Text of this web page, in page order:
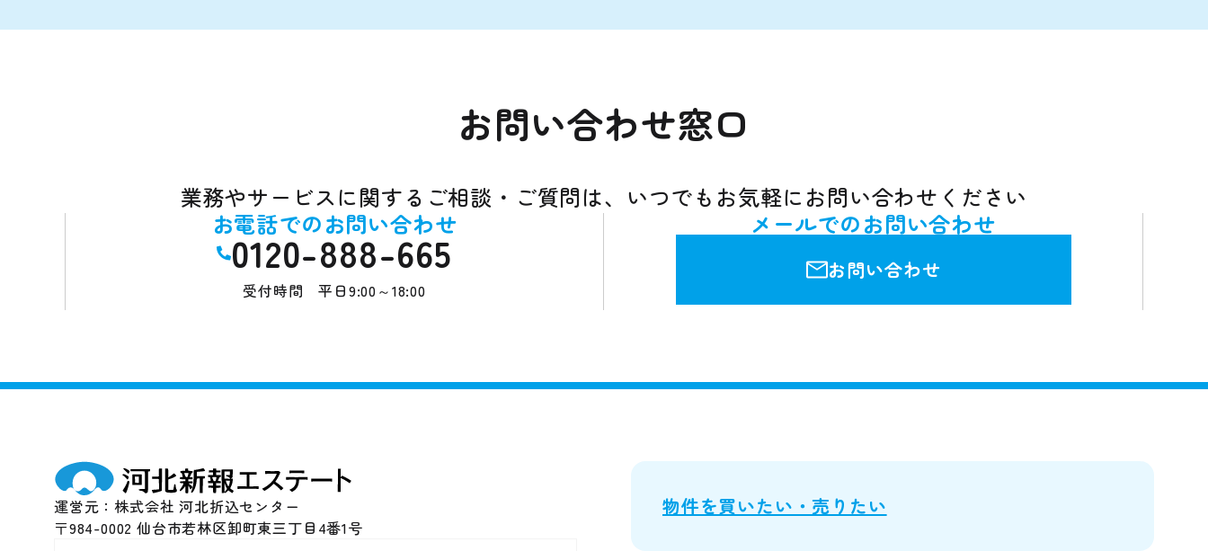
ン
お問い合わせ窓口
業務やサービスに関するご相談・ご質問は、いつでもお気軽にお問い合わせください
お電話でのお問い合わせ
0120-888-665
受付時間 平日9:00～18:00
メールでのお問い合わせ
お問い合わせ
運営元：株式会社 河北折込センター
〒984-0002 仙台市若林区卸町東三丁目4番1号
物件を買いたい・売りたい